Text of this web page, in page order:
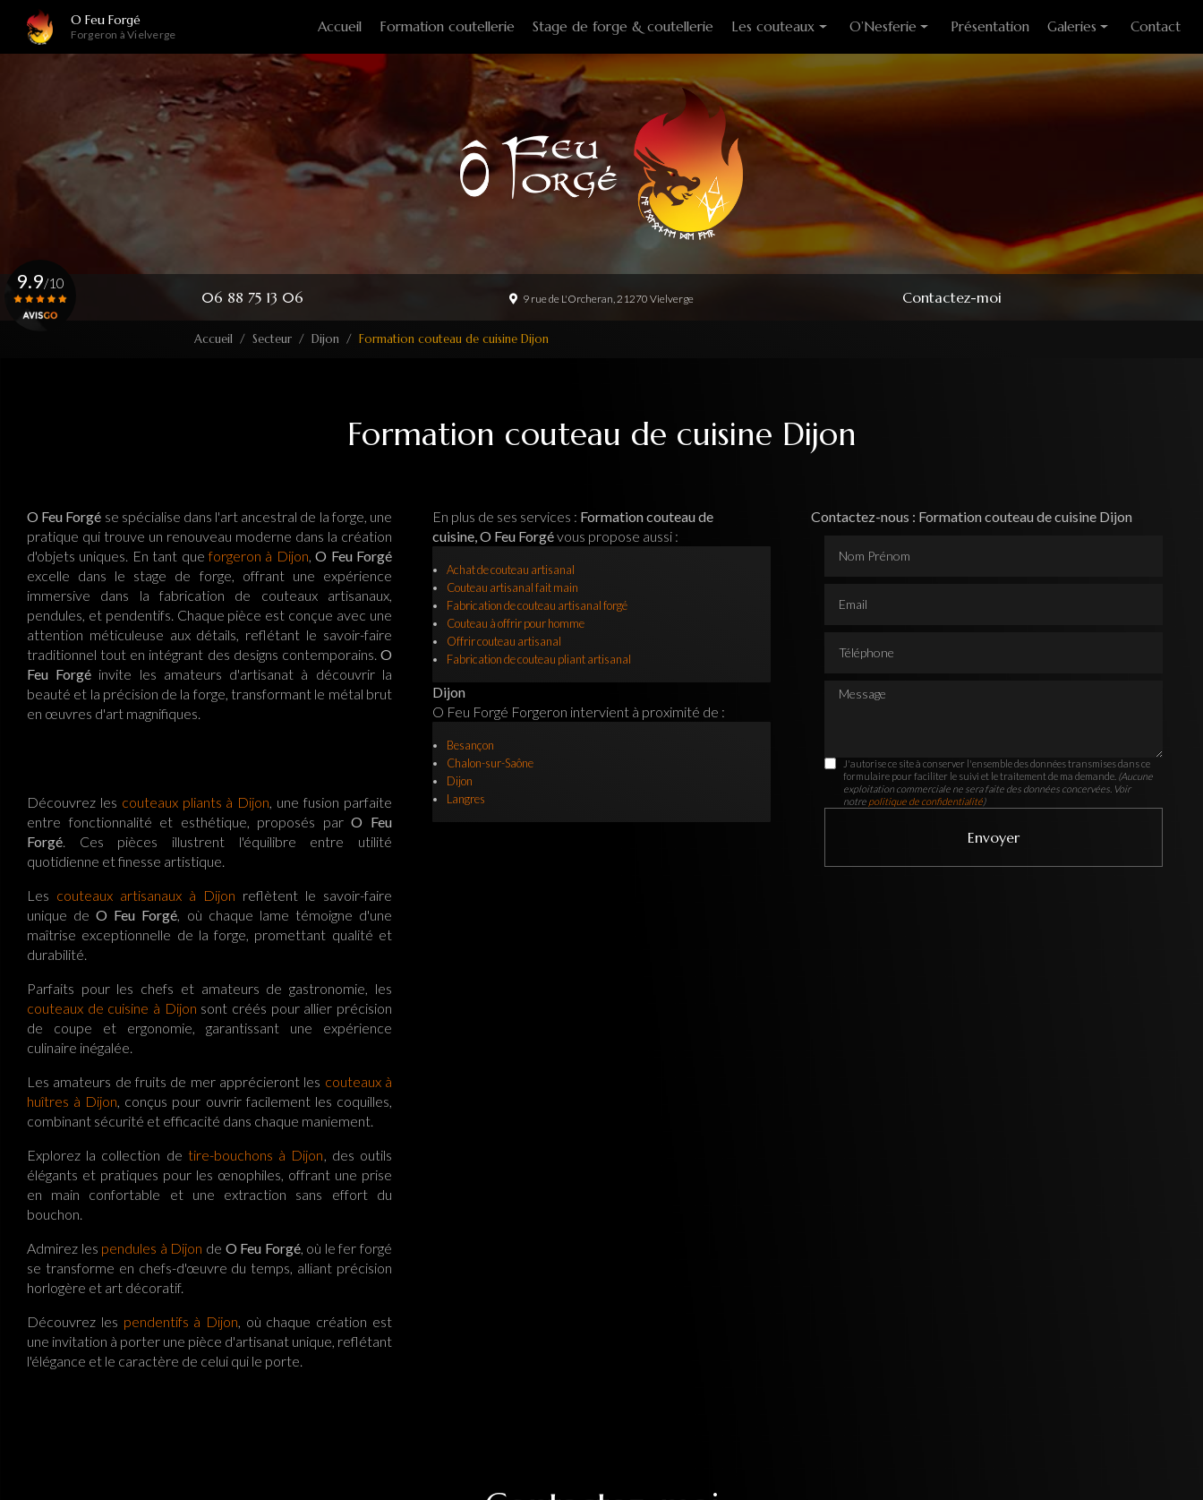
contenu
O Feu Forgé
Forgeron à Vielverge Accueil Formation coutellerie Stage de forge & coutellerie Les couteaux
Couteaux fixes
Couteaux pliants
Couteaux de cuisine
Couteaux de table
Couteaux à huitre
Tire-bouchons
Option
O’Nesferie
Encens Artisanal
Présentation Galeries
Photo des stages
Contact
06 88 75 13 06 9 rue de L'Orcheran, 21270 Vielverge Contactez-moi
9.9/10
Accueil Secteur Dijon Formation couteau de cuisine Dijon
Formation couteau de cuisine Dijon
O Feu Forgé se spécialise dans l'art ancestral de la forge, une
pratique qui trouve un renouveau moderne dans la création
d'objets uniques. En tant que forgeron à Dijon,O Feu Forgé
excelle dans le stage de forge, offrant une expérience
immersive dans la fabrication de couteaux artisanaux,
pendules, et pendentifs. Chaque pièce est conçue avec une
attention méticuleuse aux détails, reflétant le savoir-faire
traditionnel tout en intégrant des designs contemporains. O
Feu Forgé invite les amateurs d'artisanat à découvrir la
beauté et la précision de la forge, transformant le métal brut
en œuvres d'art magnifiques.
Découvrez les couteaux pliants à Dijon , une fusion parfaite
entre fonctionnalité et esthétique, proposés parO Feu
Forgé . Ces pièces illustrent l'équilibre entre utilité
quotidienne et finesse artistique.
Les couteaux artisanaux à Dijon reflètent le savoir-faire
unique deO Feu Forgé , où chaque lame témoigne d'une
maîtrise exceptionnelle de la forge, promettant qualité et
durabilité.
Parfaits pour les chefs et amateurs de gastronomie, les
couteaux de cuisine à Dijon sont créés pour allier précision
de coupe et ergonomie, garantissant une expérience
culinaire inégalée.
Les amateurs de fruits de mer apprécieront les couteaux à
huîtres à Dijon , conçus pour ouvrir facilement les coquilles,
combinant sécurité et efficacité dans chaque maniement.
Explorez la collection de tire-bouchons à Dijon , des outils
élégants et pratiques pour les œnophiles, offrant une prise
en main confortable et une extraction sans effort du
bouchon.
Admirez les pendules à Dijon de O Feu Forgé, où le fer forgé
se transforme en chefs-d'œuvre du temps, alliant précision
horlogère et art décoratif.
Découvrez les pendentifs à Dijon , où chaque création est
une invitation à porter une pièce d'artisanat unique, reflétant
l'élégance et le caractère de celui qui le porte.
En plus de ses services : Formation couteau de
cuisine, O Feu Forgévous propose aussi :
Achat de couteau artisanal
Couteau artisanal fait main
Fabrication de couteau artisanal forgé
Couteau à offrir pour homme
Offrir couteau artisanal
Fabrication de couteau pliant artisanal
Dijon
O Feu Forgé Forgeron intervient à proximité de :
Besançon
Chalon-sur-Saône
Dijon
Langres
Contactez-nous : Formation couteau de cuisine Dijon
Message
J'autorise ce site à conserver l'ensemble des données transmises dans ce
formulaire pour faciliter le suivi et le traitement de ma demande. (Aucune
exploitation commerciale ne sera faite des données concervées. Voir
notre politique de confidentialité)